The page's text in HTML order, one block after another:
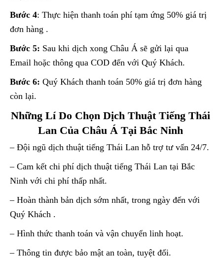
Bước 4: Thực hiện thanh toán phí tạm ứng 50% giá trị
đơn hàng .
Bước 5: Sau khi dịch xong Châu Á sẽ gửi lại qua
Email hoặc thông qua COD đến với Quý Khách.
Bước 6: Quý Khách thanh toán 50% giá trị đơn hàng
còn lại.
Những Lí Do Chọn Dịch Thuật Tiếng Thái
Lan Của Châu Á Tại Bắc Ninh
– Đội ngũ dịch thuật tiếng Thái Lan hỗ trợ tư vấn 24/7.
– Cam kết chi phí dịch thuật tiếng Thái Lan tại Bắc
Ninh với chi phí thấp nhất.
– Hoàn thành bản dịch sớm nhất, trong ngày đến với
Quý Khách .
– Hình thức thanh toán và vận chuyển linh hoạt.
– Thông tin được bảo mật an toàn, tuyệt đối.